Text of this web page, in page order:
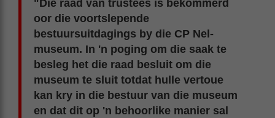
"Die raad van trustees is bekommerd
oor die voortslepende
bestuursuitdagings by die CP Nel-
museum. In 'n poging om die saak te
besleg het die raad besluit om die
museum te sluit totdat hulle vertoue
kan kry in die bestuur van die museum
en dat dit op 'n behoorlike manier sal